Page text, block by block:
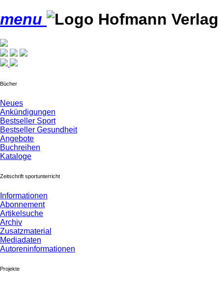
menu
Bücher
Neues
Ankündigungen
Bestseller Sport
Bestseller Gesundheit
Angebote
Buchreihen
Kataloge
Zeitschrift sportunterricht
Informationen
Abonnement
Artikelsuche
Archiv
Zusatzmaterial
Mediadaten
Autoreninformationen
Projekte